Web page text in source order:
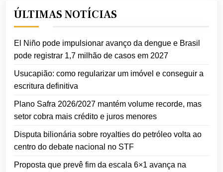
ÚLTIMAS NOTÍCIAS
El Niño pode impulsionar avanço da dengue e Brasil
pode registrar 1,7 milhão de casos em 2027
Usucapião: como regularizar um imóvel e conseguir a
escritura definitiva
Plano Safra 2026/2027 mantém volume recorde, mas
setor cobra mais crédito e juros menores
Disputa bilionária sobre royalties do petróleo volta ao
centro do debate nacional no STF
Proposta que prevê fim da escala 6×1 avança na